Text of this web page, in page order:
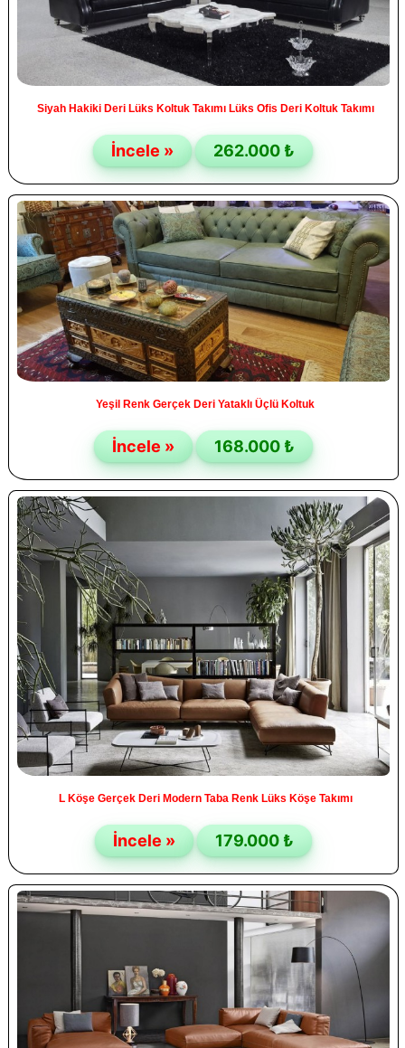
Siyah Hakiki Deri Lüks Koltuk Takımı Lüks Ofis Deri Koltuk Takımı
İncele » 262.000 ₺
Yeşil Renk Gerçek Deri Yataklı Üçlü Koltuk
İncele » 168.000 ₺
L Köşe Gerçek Deri Modern Taba Renk Lüks Köşe Takımı
İncele » 179.000 ₺